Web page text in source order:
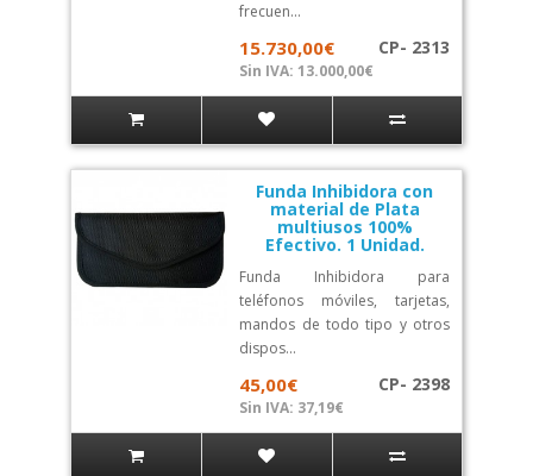
frecuen...
15.730,00€ CP- 2313
Sin IVA: 13.000,00€
Funda Inhibidora con
material de Plata
multiusos 100%
Efectivo. 1 Unidad.
Funda Inhibidora para
teléfonos móviles, tarjetas,
mandos de todo tipo y otros
dispos...
45,00€ CP- 2398
Sin IVA: 37,19€